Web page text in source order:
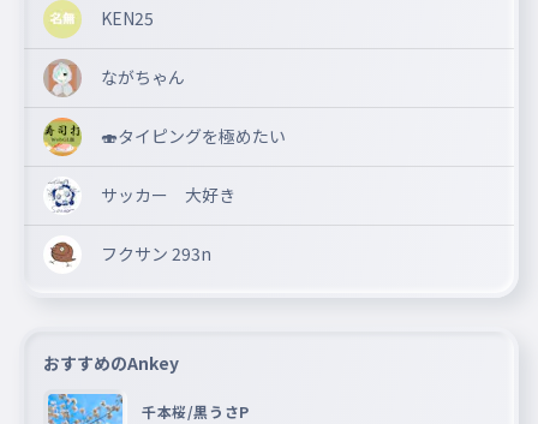
KEN25
ながちゃん
🍣タイピングを極めたい
サッカー 大好き
フクサン 293n
おすすめのAnkey
千本桜/黒うさP